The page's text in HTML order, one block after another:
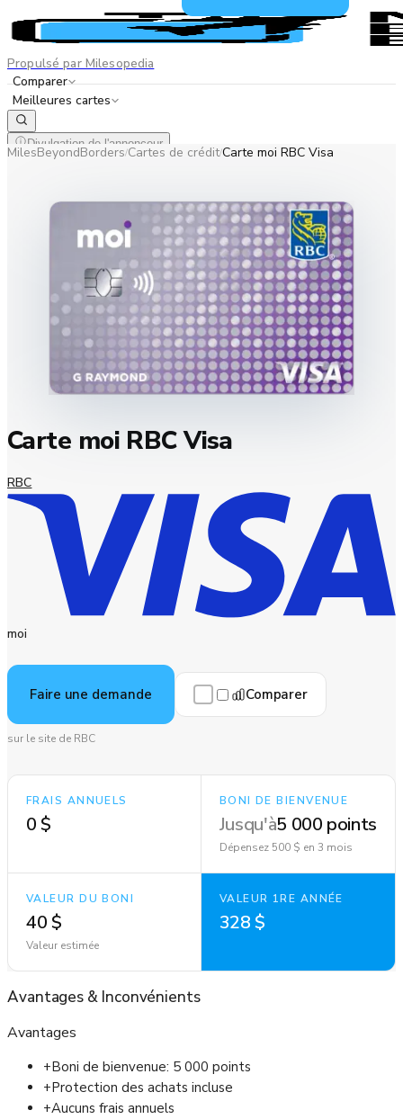
Propulsé par Milesopedia
Comparer
Meilleures cartes
Divulgation de l'annonceur
ENFR
MilesBeyondBorders/Cartes de crédit/Carte moi RBC Visa
Carte moi RBC Visa
RBC
moi
Faire une demande Comparer
sur le site de RBC
FRAIS ANNUELS
0 $
BONI DE BIENVENUE
Jusqu'à5 000 points
Dépensez 500 $ en 3 mois
VALEUR DU BONI
40 $
Valeur estimée
VALEUR 1RE ANNÉE
328 $
Avantages & Inconvénients
Avantages
+Boni de bienvenue: 5 000 points
+Protection des achats incluse
+Aucuns frais annuels